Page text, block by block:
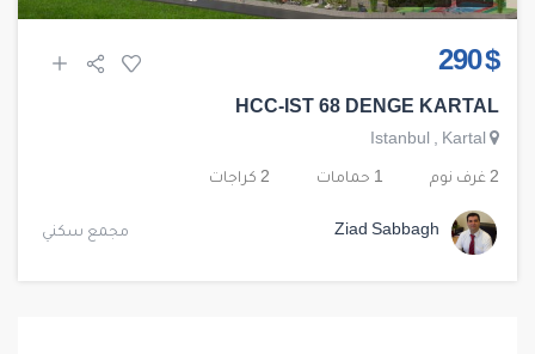
$ 290
HCC-IST 68 DENGE KARTAL
Istanbul , Kartal
2 غرف نوم 1 حمامات 2 كراجات
Ziad Sabbagh مجمع سكني